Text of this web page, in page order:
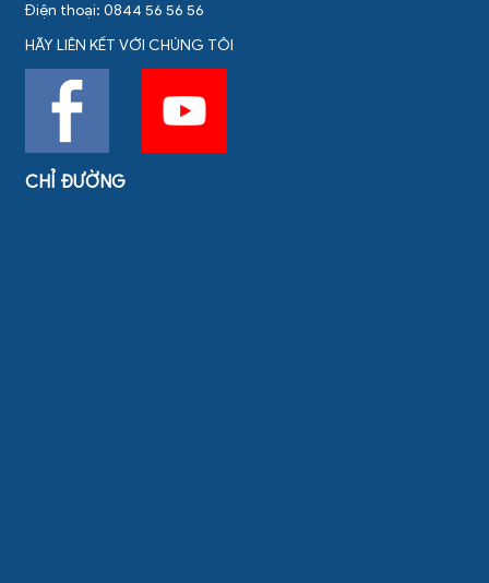
Điện thoại: 0844 56 56 56
HÃY LIÊN KẾT VỚI CHÚNG TÔI
CHỈ ĐƯỜNG